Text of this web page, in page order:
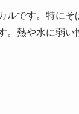
ルです。特にそ
。熱や水に弱